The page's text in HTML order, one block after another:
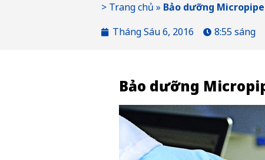
> Trang chủ » Bảo dưỡng
Tháng Sáu 6, 2016
8:55 sáng
Bảo dưỡng